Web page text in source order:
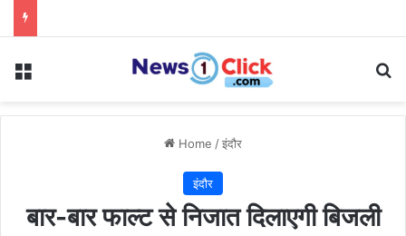
Menu
Home /इंदौर
इंदौर
बार-बार फाल्ट से निजात दिलाएगी बिजली